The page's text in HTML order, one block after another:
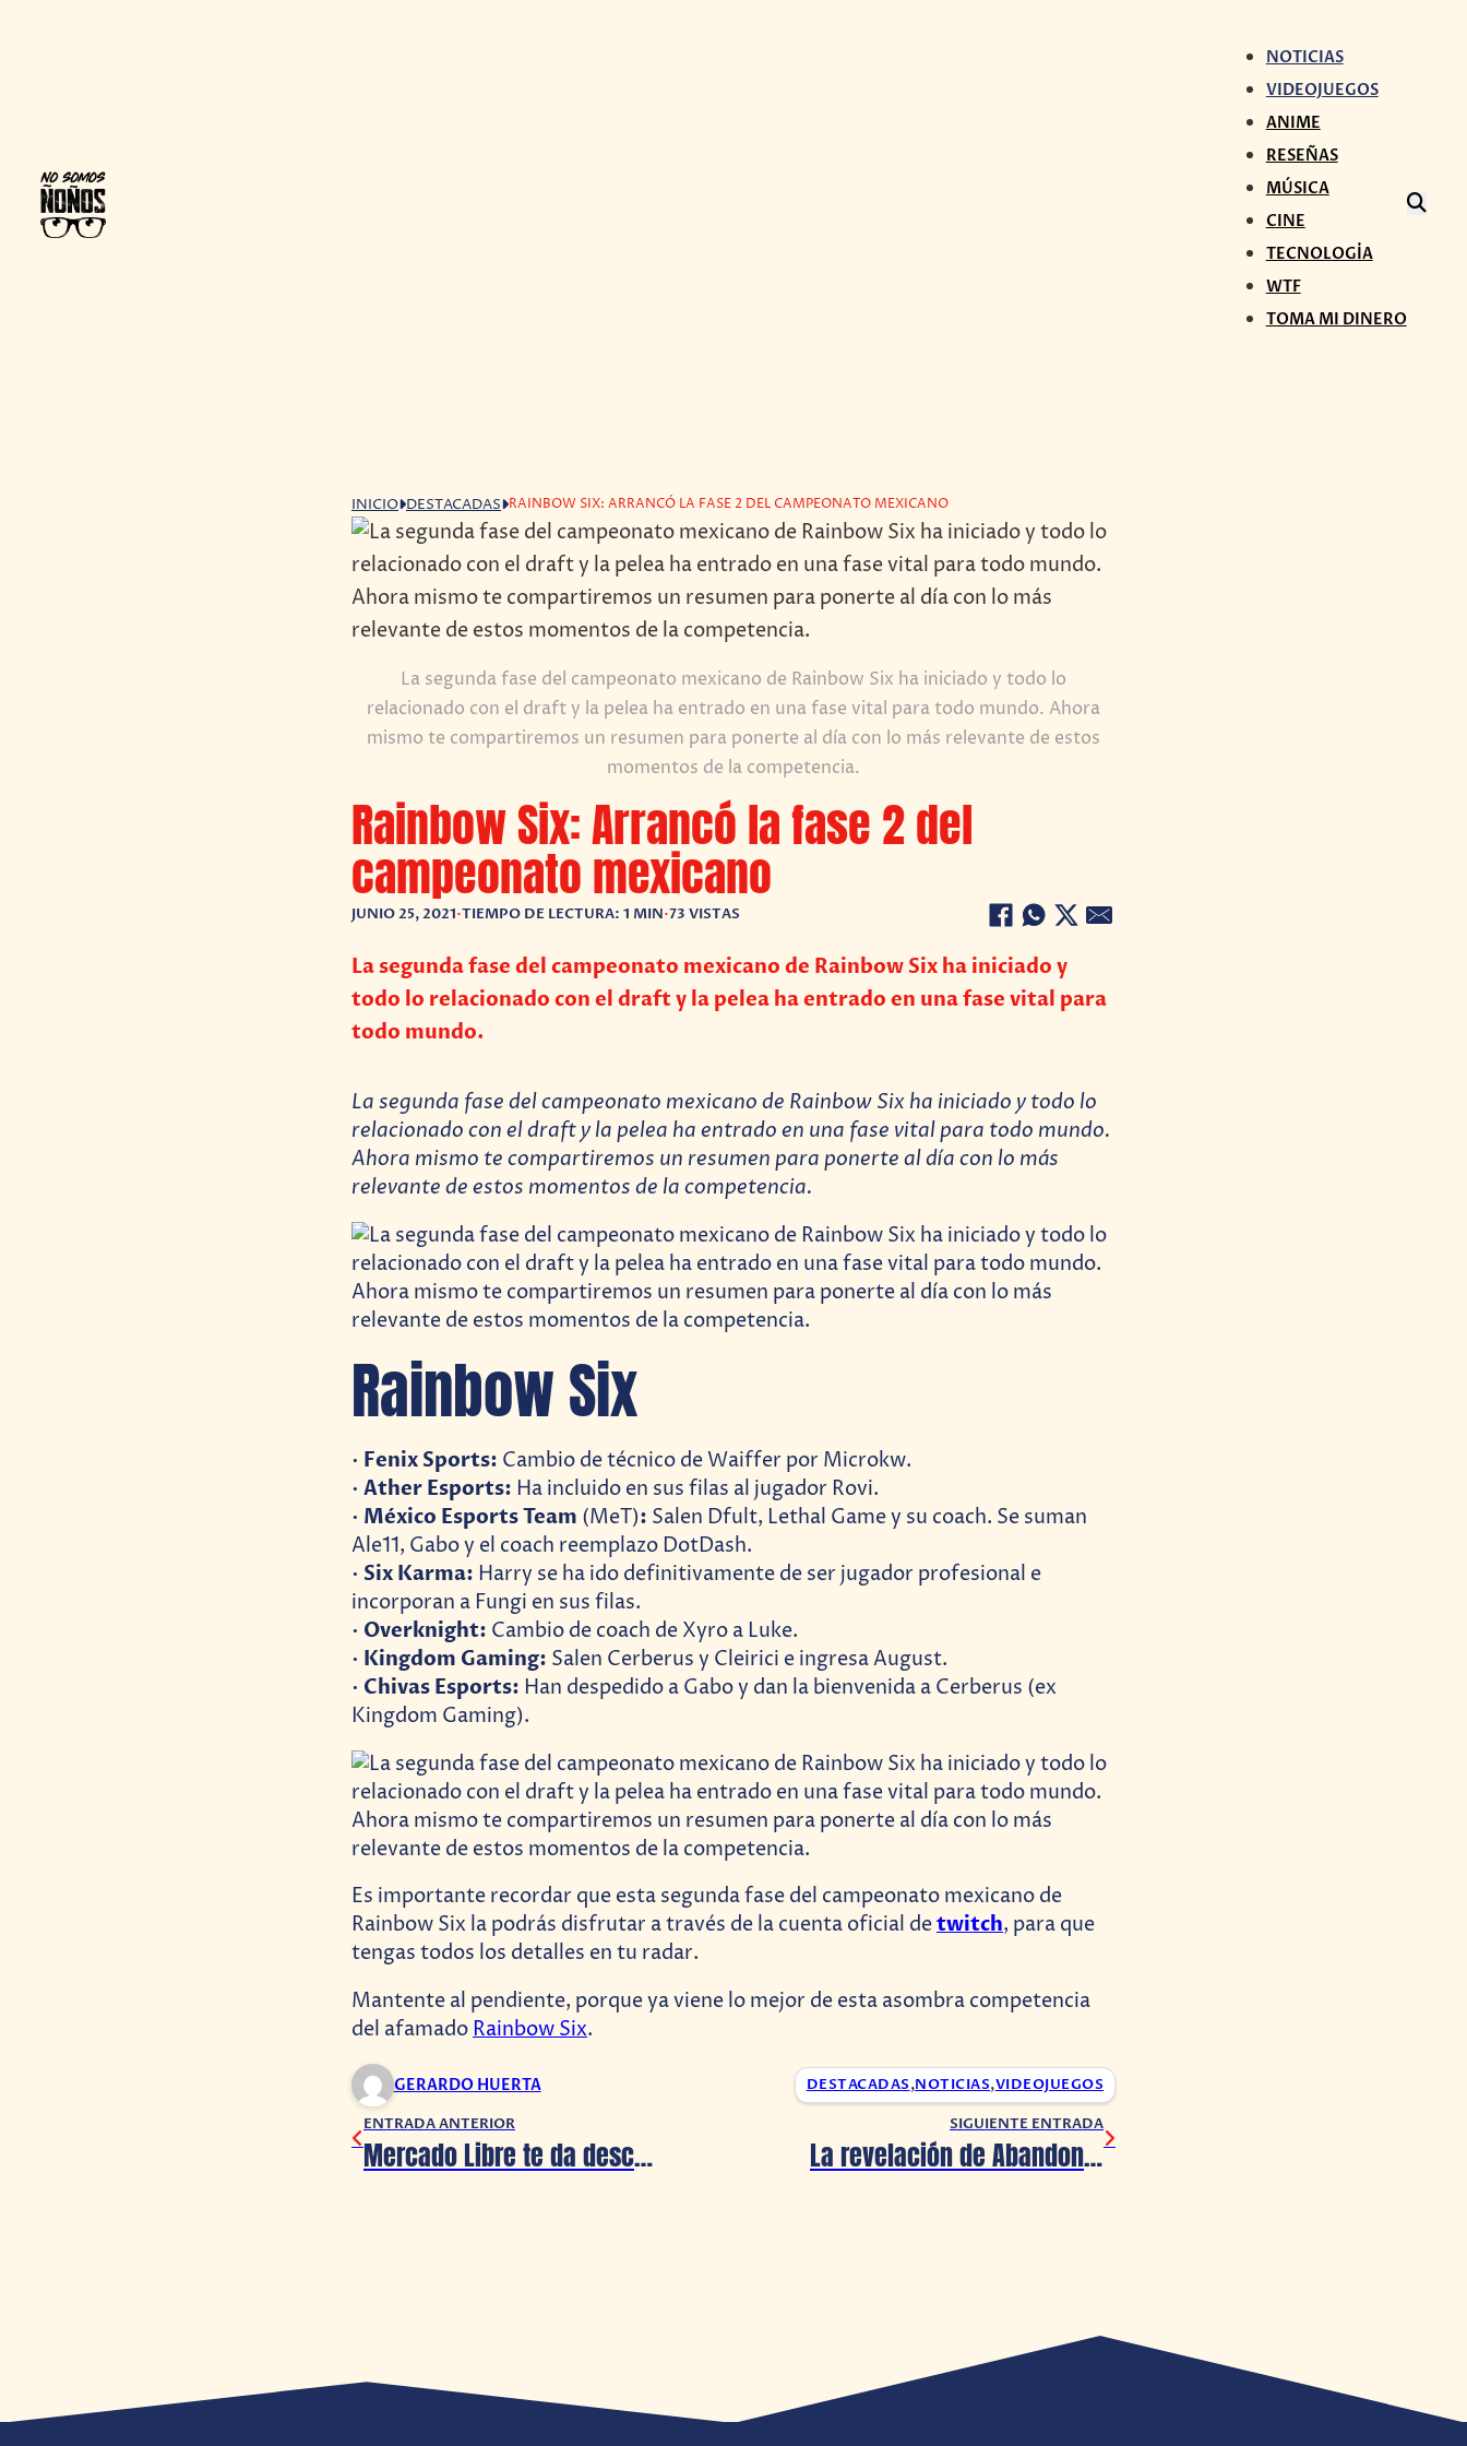
NOTICIAS
VIDEOJUEGOS
ANIME
RESEÑAS
MÚSICA
CINE
TECNOLOGÍA
WTF
TOMA MI DINERO
INICIO DESTACADAS RAINBOW SIX: ARRANCÓ LA FASE 2 DEL CAMPEONATO MEXICANO
La segunda fase del campeonato mexicano de Rainbow Six ha iniciado y todo lo
relacionado con el draft y la pelea ha entrado en una fase vital para todo mundo. Ahora
mismo te compartiremos un resumen para ponerte al día con lo más relevante de estos
momentos de la competencia.
Rainbow Six: Arrancó la fase 2 del
campeonato mexicano
JUNIO 25, 2021•TIEMPO DE LECTURA: 1 MIN•73 VISTAS
La segunda fase del campeonato mexicano de Rainbow Six ha iniciado y
todo lo relacionado con el draft y la pelea ha entrado en una fase vital para
todo mundo.
La segunda fase del campeonato mexicano de Rainbow Six ha iniciado y todo lo
relacionado con el draft y la pelea ha entrado en una fase vital para todo mundo.
Ahora mismo te compartiremos un resumen para ponerte al día con lo más
relevante de estos momentos de la competencia.
Rainbow Six
• Fenix Sports: Cambio de técnico de Waiffer por Microkw.
• Ather Esports: Ha incluido en sus filas al jugador Rovi.
• México Esports Team (MeT): Salen Dfult, Lethal Game y su coach. Se suman
Ale11, Gabo y el coach reemplazo DotDash.
• Six Karma: Harry se ha ido definitivamente de ser jugador profesional e
incorporan a Fungi en sus filas.
• Overknight: Cambio de coach de Xyro a Luke.
• Kingdom Gaming: Salen Cerberus y Cleirici e ingresa August.
• Chivas Esports: Han despedido a Gabo y dan la bienvenida a Cerberus (ex
Kingdom Gaming).
Es importante recordar que esta segunda fase del campeonato mexicano de
Rainbow Six la podrás disfrutar a través de la cuenta oficial detwitch, para que
tengas todos los detalles en tu radar.
Mantente al pendiente, porque ya viene lo mejor de esta asombra competencia
del afamadoRainbow Six.
GERARDO HUERTA DESTACADAS,NOTICIAS,VIDEOJUEGOS
ENTRADA ANTERIOR
Mercado Libre te da descuento en HBO Max
SIGUIENTE ENTRADA
La revelación de Abandoned, el indie de terror de PS5, se retrasa para Agosto